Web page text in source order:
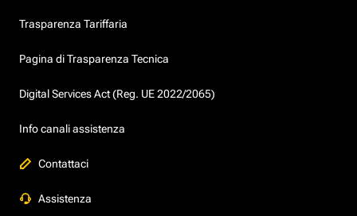
Trasparenza Tariffaria
Pagina di Trasparenza Tecnica
Digital Services Act (Reg. UE 2022/2065)
Info canali assistenza
Contattaci
Assistenza